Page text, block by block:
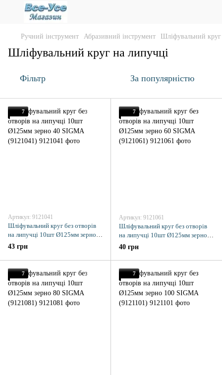
Ручний інструмент Абразивний інструмент Шліфувальний
Шліфувальний круг на липучці
Фільтр За популярністю
7
Артикул: 9121041
Шліфувальний круг без отворів
на липучці 10шт Ø125мм зерно
40 SIGMA (9121041)
43 грн
7
Артикул: 9121061
Шліфувальний круг без отворів
на липучці 10шт Ø125мм зерно
60 SIGMA (9121061)
40 грн
7 7